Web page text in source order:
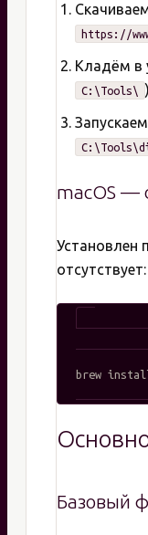
https://
Кладём в
C:\Tools\
)
macOS —
Установлен
отсутствует:
# Через
Базовый